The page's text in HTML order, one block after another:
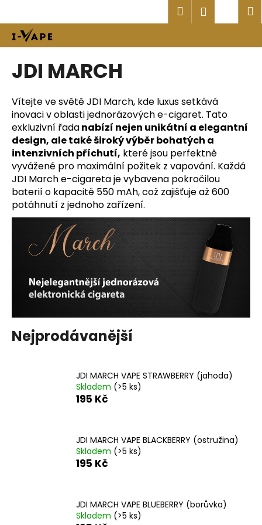
obsah
Hledat
JDI MARCH
Vítejte ve světě JDI March, kde luxus setkává
inovaci v oblasti jednorázových e-cigaret. Tato
exkluzivní řadanabízí nejen unikátní a elegantní
design, ale také široký výběr bohatých a
intenzivních příchutí, které jsou perfektně
vyvážené pro maximální požitek z vapování. Každá
JDI March e-cigareta je vybavena pokročilou
baterií o kapacitě 550 mAh, což zajišťuje až 600
potáhnutí z jednoho zařízení.
Nejprodávanější
JDI MARCH VAPE STRAWBERRY (jahoda)
Skladem (>5 ks)
195 Kč
JDI MARCH VAPE BLACKBERRY (ostružina)
Skladem (>5 ks)
195 Kč
JDI MARCH VAPE BLUEBERRY (borůvka)
Skladem (>5 ks)
o
í
Zpět
Zpět
C
o
p
o
t
ř
e
b
u
j
e
t
?
HLEDAT